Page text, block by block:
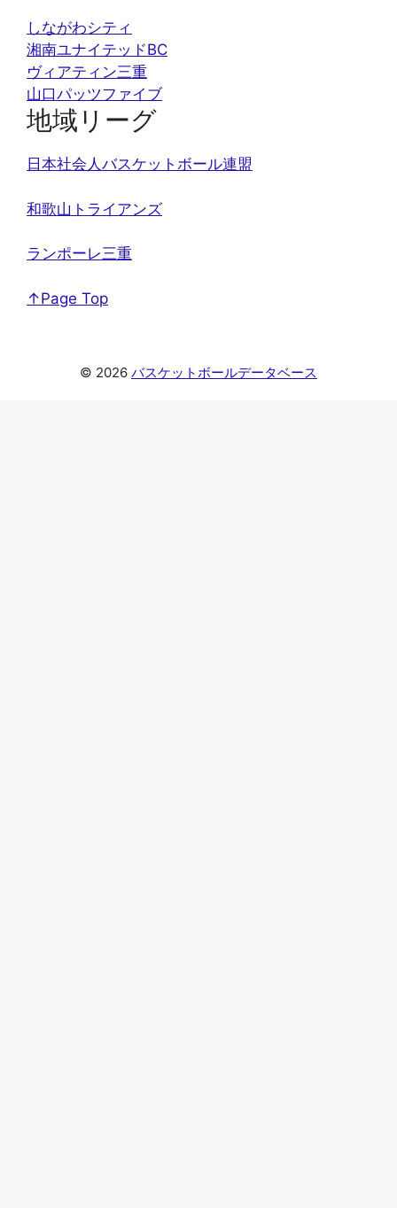
しながわシティ
湘南ユナイテッドBC
ヴィアティン三重
山口パッツファイブ
地域リーグ
日本社会人バスケットボール連盟
和歌山トライアンズ
ランポーレ三重
↑Page Top
© 2026 バスケットボールデータベース